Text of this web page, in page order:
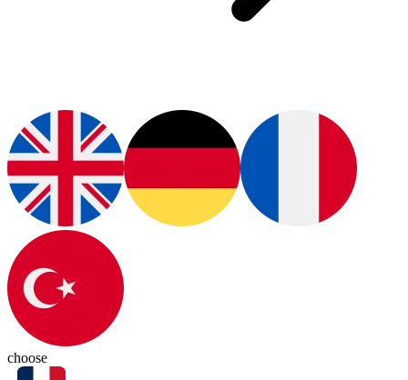
choose